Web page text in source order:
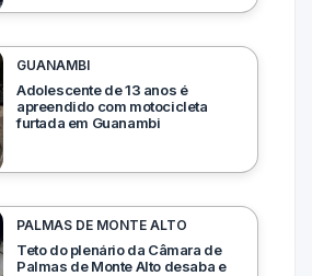
GUANAMBI
Adolescente de 13 anos é
apreendido com motocicleta
furtada em Guanambi
PALMAS DE MONTE ALTO
Teto do plenário da Câmara de
Palmas de Monte Alto desaba e